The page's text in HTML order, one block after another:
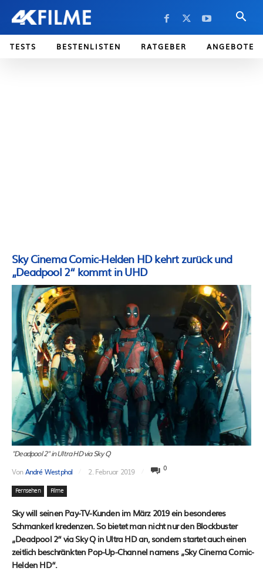
TESTS BESTENLISTEN RATGEBER ANGEBOTE
Sky Cinema Comic-Helden HD kehrt zurück und
„Deadpool 2“ kommt in UHD
"Deadpool 2" in Ultra HD via Sky Q
VonAndré Westphal 2. Februar 2019 0
Fernsehen Filme
Sky will seinen Pay-TV-Kunden im März 2019 ein besonderes
Schmankerl kredenzen. So bietet man nicht nur den Blockbuster
„Deadpool 2“ via Sky Q in Ultra HD an, sondern startet auch einen
zeitlich beschränkten Pop-Up-Channel namens „Sky Cinema Comic-
Helden HD“.